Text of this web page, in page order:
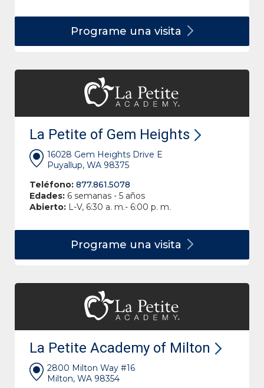
Programe una visita
La Petite of Gem Heights
16028 Gem Heights Drive E
Puyallup, WA 98375
Teléfono: 877.861.5078
Edades: 6 semanas - 5 años
Abierto: L-V, 6:30 a. m.- 6:00 p. m.
Programe una visita
La Petite Academy of Milton
2800 Milton Way #16
Milton, WA 98354